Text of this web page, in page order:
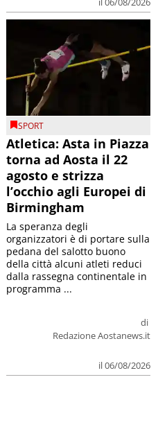
SPORT
Atletica: Asta in Piazza
torna ad Aosta il 22
agosto e strizza
l’occhio agli Europei di
Birmingham
di
Redazione Aostanews.it
il 06/08/2026
La speranza degli
organizzatori è di portare sulla
pedana del salotto buono
della città alcuni atleti reduci
dalla rassegna continentale in
programma ...